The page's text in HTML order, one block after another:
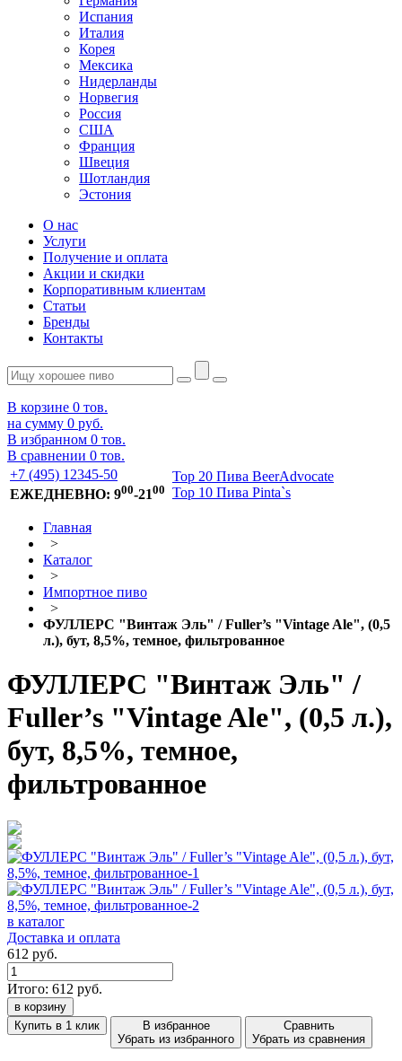
Испания
Италия
Корея
Мексика
Нидерланды
Норвегия
Россия
США
Франция
Швеция
Шотландия
Эстония
О нас
Услуги
Получение и оплата
Акции и скидки
Корпоративным клиентам
Статьи
Бренды
Контакты
В корзине 0 тов.
на сумму 0 руб.
В избранном 0 тов.
В сравнении 0 тов.
+7 (495) 12345-50
ЕЖЕДНЕВНО: 900-2100
Top 20 Пива BeerAdvocate
Top 10 Пива Pinta`s
Главная
>
Каталог
>
Импортное пиво
>
ФУЛЛЕРС "Винтаж Эль" / Fuller’s "Vintage Ale", (0,5
л.), бут, 8,5%, темное, фильтрованное
ФУЛЛЕРС "Винтаж Эль" /
Fuller’s "Vintage Ale", (0,5 л.),
бут, 8,5%, темное,
фильтрованное
в каталог
Доставка и оплата
612 руб.
Итого: 612 руб.
в корзину
Купить в 1 клик
В избранное
Убрать из избранного
Сравнить
Убрать из сравнения